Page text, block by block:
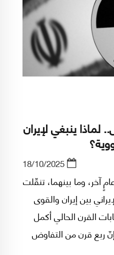
ينبغي لإيران
18/10/2025
وما بينهما، تنقّلت
بين إيران والقوى
القرن الحالي أكمل
ربع قرن من التفاوض